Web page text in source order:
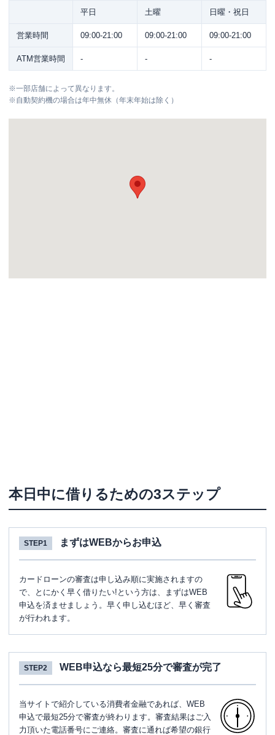
平日 土曜 日曜・祝日
営業時間 09:00-21:00 09:00-21:00 09:00-21:00
ATM営業時間 - - -
※一部店舗によって異なります。
※自動契約機の場合は年中無休（年末年始は除く）
本日中に借りるための3ステップ
STEP1 まずはWEBからお申込
カードローンの審査は申し込み順に実施されますの
で、とにかく早く借りたい!という方は、まずはWEB
申込を済ませましょう。早く申し込むほど、早く審査
が行われます。
STEP2 WEB申込なら最短25分で審査が完了
当サイトで紹介している消費者金融であれば、WEB
申込で最短25分で審査が終わります。審査結果はご入
力頂いた電話番号にご連絡。審査に通れば希望の銀行